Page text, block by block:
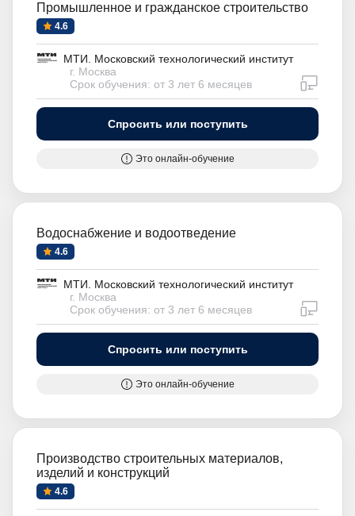
Промышленное и гражданское строительство
4.6
МТИ. Московский технологический институт
г. Москва
Срок обучения: от 3 лет 6 месяцев
Спросить или поступить
Это онлайн-обучение
Водоснабжение и водоотведение
4.6
МТИ. Московский технологический институт
г. Москва
Срок обучения: от 3 лет 6 месяцев
Спросить или поступить
Это онлайн-обучение
Производство строительных материалов,
изделий и конструкций
4.6